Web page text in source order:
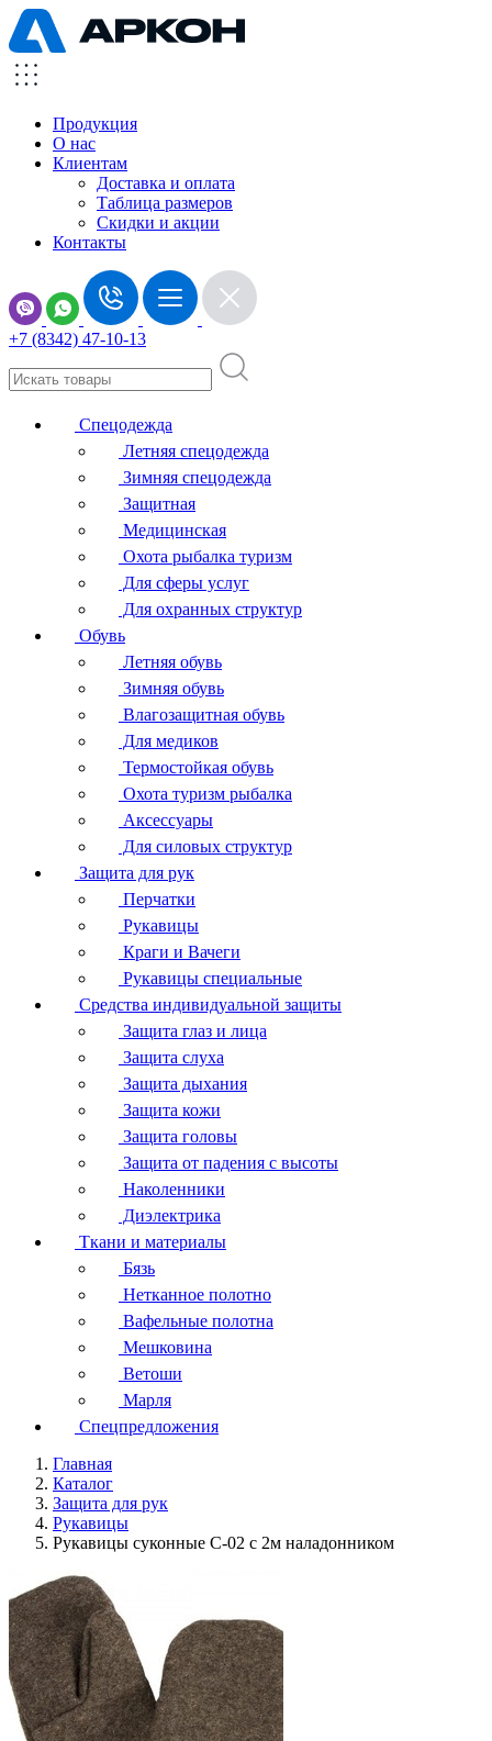
Продукция
О нас
Клиентам
Доставка и оплата
Таблица размеров
Скидки и акции
Контакты
+7 (8342) 47-10-13
Спецодежда
Летняя спецодежда
Зимняя спецодежда
Защитная
Медицинская
Охота рыбалка туризм
Для сферы услуг
Для охранных структур
Обувь
Летняя обувь
Зимняя обувь
Влагозащитная обувь
Для медиков
Термостойкая обувь
Охота туризм рыбалка
Аксессуары
Для силовых структур
Защита для рук
Перчатки
Рукавицы
Краги и Вачеги
Рукавицы специальные
Средства индивидуальной защиты
Защита глаз и лица
Защита слуха
Защита дыхания
Защита кожи
Защита головы
Защита от падения с высоты
Наколенники
Диэлектрика
Ткани и материалы
Бязь
Нетканное полотно
Вафельные полотна
Мешковина
Ветоши
Марля
Спецпредложения
Главная
Каталог
Защита для рук
Рукавицы
Рукавицы суконные С-02 с 2м наладонником